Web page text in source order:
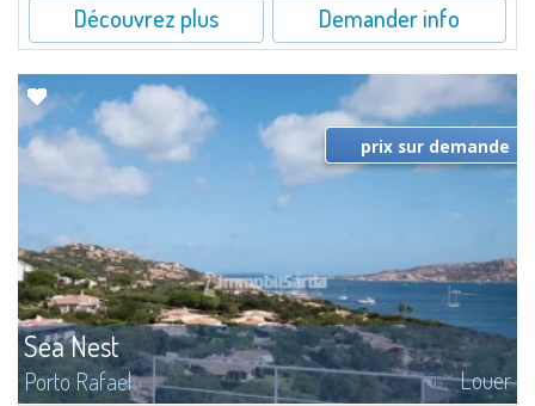
Découvrez plus Demander info
Sea Nest
Porto Rafael Louer
prix sur demande